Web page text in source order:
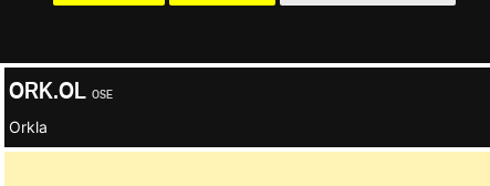
ORK.OL OSE
Orkla